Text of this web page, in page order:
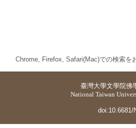
Chrome, Firefox, Safari(Mac)での検索を
臺灣大學文學院佛
National Taiwan
doi:10.6681/